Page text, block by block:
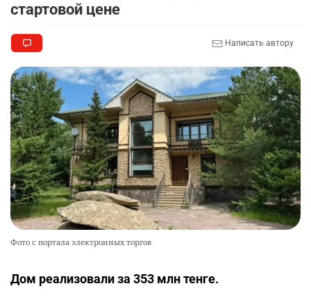
стартовой цене
Написать автору
Фото с портала электронных торгов
Дом реализовали за 353 млн тенге.